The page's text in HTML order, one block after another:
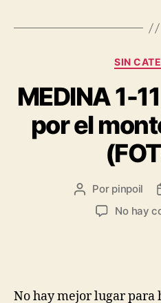
SIN
MEDINA 1-
por el
Por pinpoil
No hay
No hay mejor lugar para